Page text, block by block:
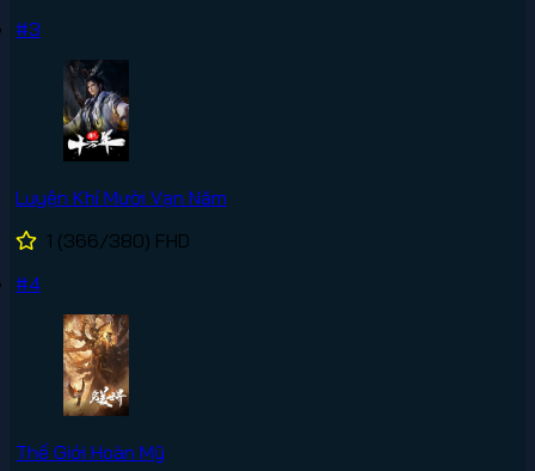
#3
Luyện Khí Mười Vạn Năm
1 (366/380) FHD
#4
Thế Giới Hoàn Mỹ